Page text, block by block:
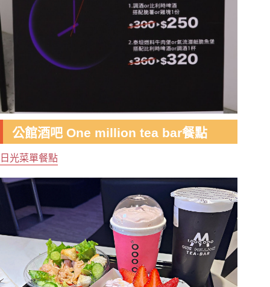
公館酒吧 One million tea bar餐點
日光菜單餐點